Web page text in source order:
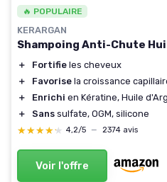
🔥 POPULAIRE
KERARGAN
Shampoing Anti-Chute
＋ Fortifie les cheveux
＋
Favorise la croissance
＋
Enrichi en Kératine, Huile
＋
Sans sulfate, OGM, silicone
★★★★★
★★★★★ 4,2/5 — 2374 avis
Voir l'offre